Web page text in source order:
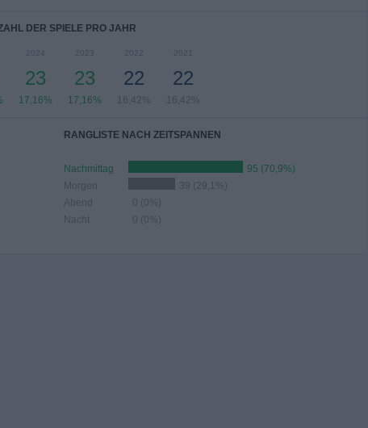
DER SPIELE PRO JAHR
2024
23
17,16%
2023
23
17,16%
2022
22
16,42%
2021
22
16,42%
RANGLISTE NACH ZEITSPANNEN
Nachmittag
95 (70,9%)
Morgen
39 (29,1%)
Abend
0 (0%)
Nacht
0 (0%)